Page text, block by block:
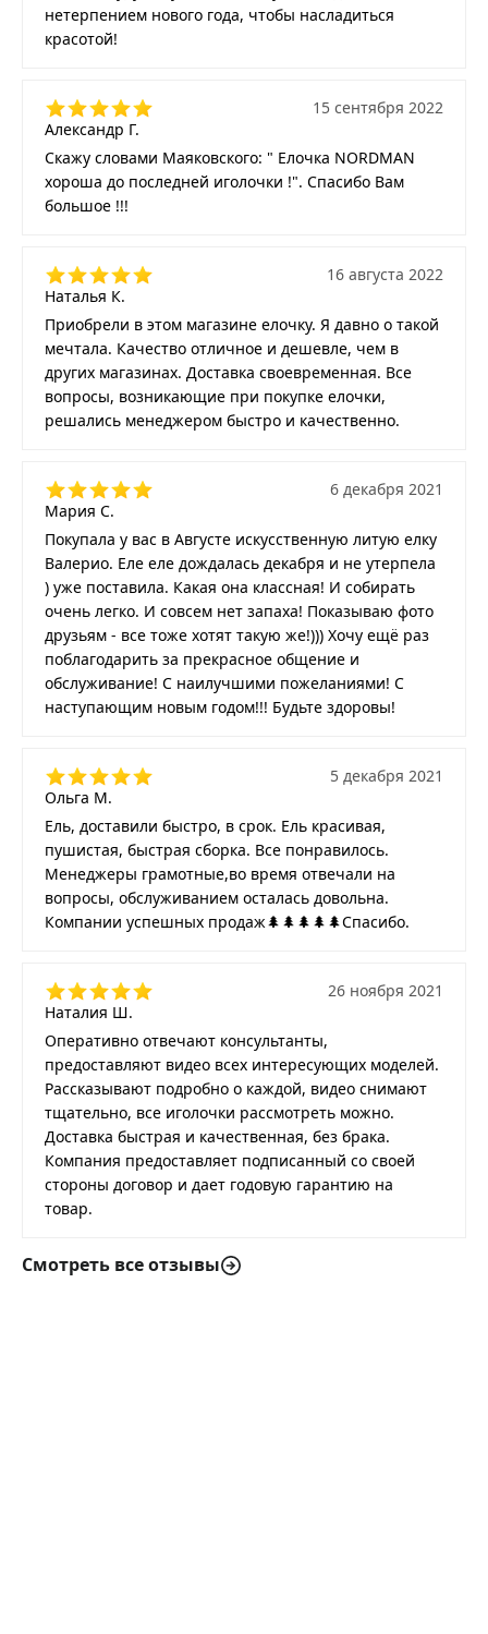
нетерпением нового года, чтобы насладиться
красотой!
Александр Г.
15 сентября 2022
Скажу словами Маяковского: " Елочка NORDMAN
хороша до последней иголочки !". Спасибо Вам
большое !!!
Наталья К.
16 августа 2022
Приобрели в этом магазине елочку. Я давно о такой
мечтала. Качество отличное и дешевле, чем в
других магазинах. Доставка своевременная. Все
вопросы, возникающие при покупке елочки,
решались менеджером быстро и качественно.
Мария С.
6 декабря 2021
Покупала у вас в Августе искусственную литую елку
Валерио. Еле еле дождалась декабря и не утерпела
) уже поставила. Какая она классная! И собирать
очень легко. И совсем нет запаха! Показываю фото
друзьям - все тоже хотят такую же!))) Хочу ещё раз
поблагодарить за прекрасное общение и
обслуживание! С наилучшими пожеланиями! С
наступающим новым годом!!! Будьте здоровы!
Ольга М.
5 декабря 2021
Ель, доставили быстро, в срок. Ель красивая,
пушистая, быстрая сборка. Все понравилось.
Менеджеры грамотные,во время отвечали на
вопросы, обслуживанием осталась довольна.
Компании успешных продаж🌲🌲🌲🌲🌲Спасибо.
Наталия Ш.
26 ноября 2021
Оперативно отвечают консультанты,
предоставляют видео всех интересующих моделей.
Рассказывают подробно о каждой, видео снимают
тщательно, все иголочки рассмотреть можно.
Доставка быстрая и качественная, без брака.
Компания предоставляет подписанный со своей
стороны договор и дает годовую гарантию на
товар.
Смотреть все отзывы